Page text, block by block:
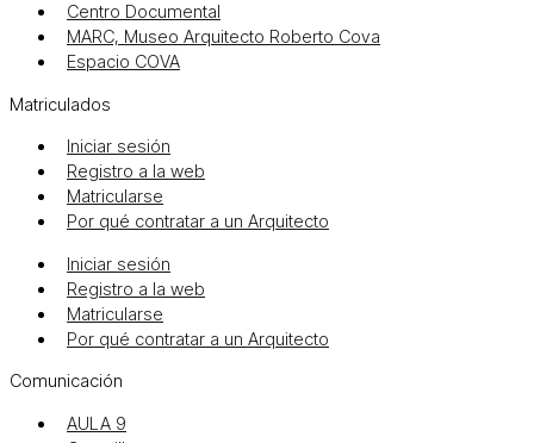
Centro Documental
MARC, Museo Arquitecto Roberto Cova
Espacio COVA
Matriculados
Iniciar sesión
Registro a la web
Matricularse
Por qué contratar a un Arquitecto
Iniciar sesión
Registro a la web
Matricularse
Por qué contratar a un Arquitecto
Comunicación
AULA 9